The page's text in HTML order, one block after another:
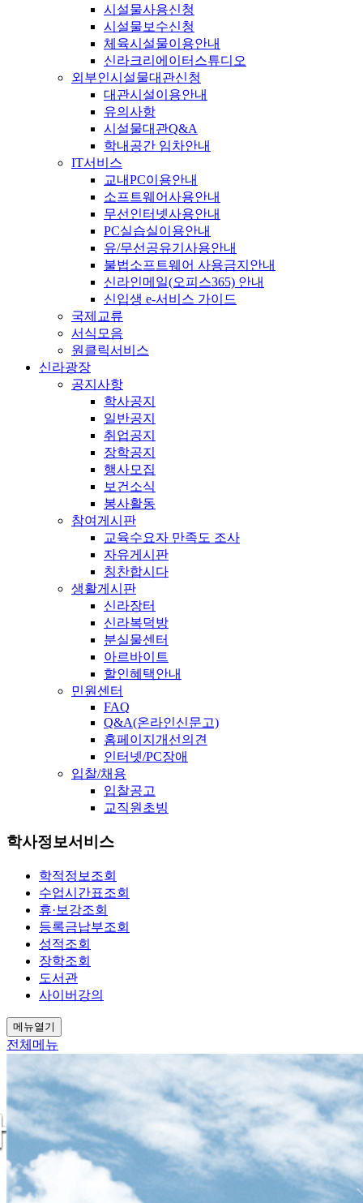
시설물사용신청
시설물보수신청
체육시설물이용안내
신라크리에이터스튜디오
외부인시설물대관신청
대관시설이용안내
유의사항
시설물대관Q&A
학내공간 임차안내
IT서비스
교내PC이용안내
소프트웨어사용안내
무선인터넷사용안내
PC실습실이용안내
유/무선공유기사용안내
불법소프트웨어 사용금지안내
신라인메일(오피스365) 안내
신입생 e-서비스 가이드
국제교류
서식모음
원클릭서비스
신라광장
공지사항
학사공지
일반공지
취업공지
장학공지
행사모집
보건소식
봉사활동
참여게시판
교육수요자 만족도 조사
자유게시판
칭찬합시다
생활게시판
신라장터
신라복덕방
분실물센터
아르바이트
할인혜택안내
민원센터
FAQ
Q&A(온라인신문고)
홈페이지개선의견
인터넷/PC장애
입찰/채용
입찰공고
교직원초빙
학사정보서비스
학적정보조회
수업시간표조회
휴·보강조회
등록금납부조회
성적조회
장학조회
도서관
사이버강의
메뉴열기
전체메뉴